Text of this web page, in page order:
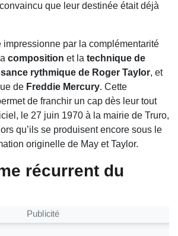
que leur destinée était déjà
impressionne par la complémentarité
composition et la technique de
rythmique de Roger Taylor, et
de Freddie Mercury. Cette
de franchir un cap dès leur tout
le 27 juin 1970 à la mairie de Truro,
qu’ils se produisent encore sous le
originelle de May et Taylor.
récurrent du
Publicité